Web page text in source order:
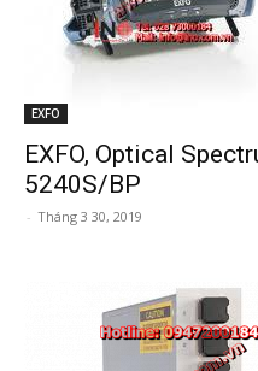
EXFO
EXFO, Optical
5240S/BP
- Tháng 3 30, 2019